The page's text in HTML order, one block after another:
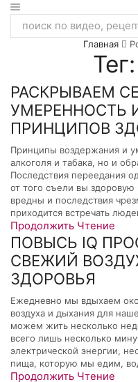
Search
Главная
РАСКРЫВАЕМ
УМЕРЕННОСТЬ
ПРИНЦИПОВ
Принципы воздержания и
алкоголя и табака, но и
Последствия переедания
от того съели вы
вредны и последствия
приходится встречать
Продолжить Чтение
ПОВЫСЬ IQ
СВЕЖИЙ
ЗДОРОВЬЯ
Ежедневно мы вдыхаем
воздуха и дыхания для
можем жить несколько
всего лишь несколько
электрической энергии,
пища, которую мы едим,
Продолжить Чтение